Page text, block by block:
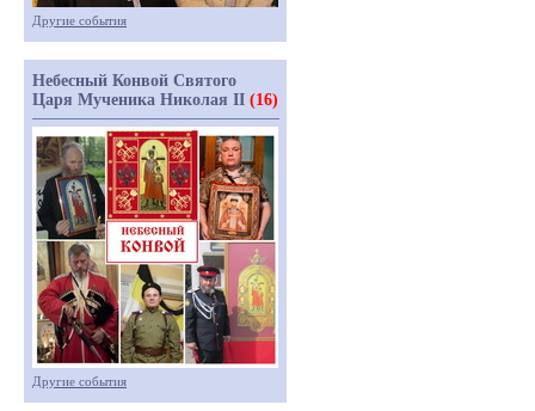
Другие события
Небесный Конвой Святого
Царя Мученика Николая II (16)
Другие события